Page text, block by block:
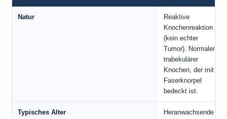
Natur
Reaktive
Knochenreaktion
(kein echter
Tumor). Normaler
trabekulärer
Knochen, der mit
Faserknorpel
bedeckt ist.
Typisches Alter
Heranwachsende